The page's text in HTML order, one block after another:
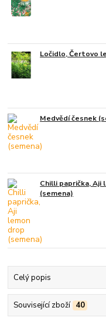
Ločidlo, Čertovo
Medvědí česnek
Chilli paprička, Aji
(semena)
Celý popis
Související zboží 40